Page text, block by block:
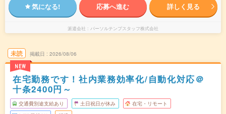
気になる! 応募へ進む 詳しく見る
派遣会社 パーソルテンプスタッフ株式会社
未読
NEW
掲載日 2026/08/06
在宅勤務です！社内業務効率化/自動化対応＠
十条2400円～
交通費別途支給あり 土日祝日が休み 在宅・リモート